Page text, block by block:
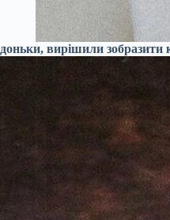
доньки, вирішили зобразити